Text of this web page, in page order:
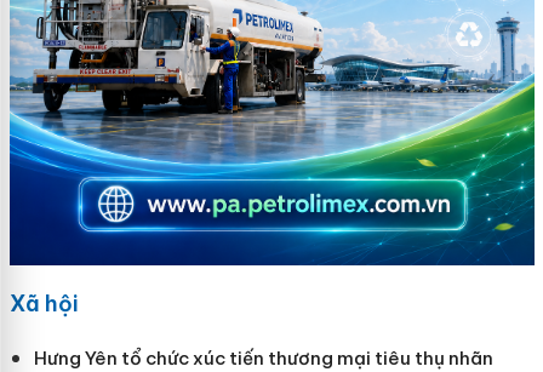
Xã hội
Hưng Yên tổ chức xúc tiến thương mại tiêu thụ nhãn